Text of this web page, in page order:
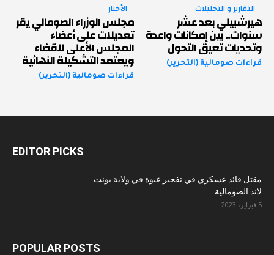
التقارير و التحليلات
هيرشبيلي بعد عشر
سنوات.. بين إمكانات واعدة
وتحديات تعيق التحول
قراءات صومالية (التحرير)
الأخبار
مجلس الوزراء الصومالي يقر
تعديلات على أعضاء
المجلس الأعلى للقضاء
ويعتمد التشكيلة النهائية
قراءات صومالية (التحرير)
EDITOR PICKS
مقتل قائد عسكري في تفجير عبوة في ولاية بونت
لاند الصومالية
5 فبراير، 2023
POPULAR POSTS